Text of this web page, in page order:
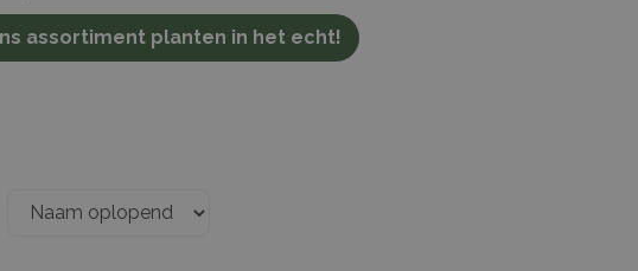
assortiment planten in het echt!